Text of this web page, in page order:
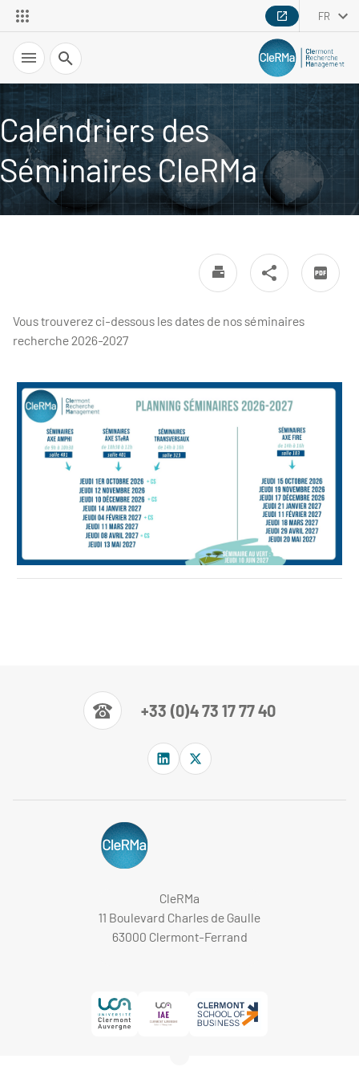
FR
Recherche
Calendriers des
Séminaires CleRMa
Vous trouverez ci-dessous les dates de nos séminaires
recherche 2026-2027
+33 (0)4 73 17 77 40
CleRMa
11 Boulevard Charles de Gaulle
63000 Clermont-Ferrand